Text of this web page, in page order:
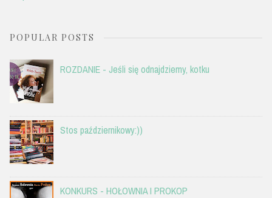
POPULAR POSTS
ROZDANIE - Jeśli się odnajdziemy, kotku
Stos październikowy:))
KONKURS - HOŁOWNIA I PROKOP